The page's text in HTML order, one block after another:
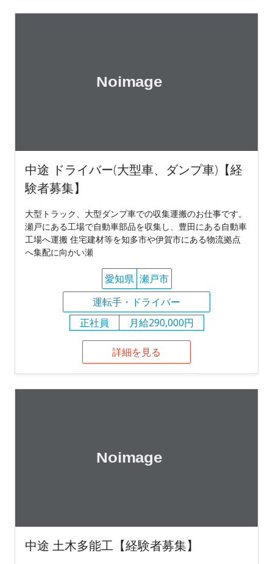
中途 ドライバー(大型車、ダンプ車)【経
験者募集】
大型トラック、大型ダンプ車での収集運搬のお仕事です。
瀬戸にある工場で自動車部品を収集し、豊田にある自動車
工場へ運搬 住宅建材等を知多市や伊賀市にある物流拠点
へ集配に向かい瀬
愛知県 瀬戸市
運転手・ドライバー
正社員
月給290,000円
詳細を見る
中途 土木多能工【経験者募集】